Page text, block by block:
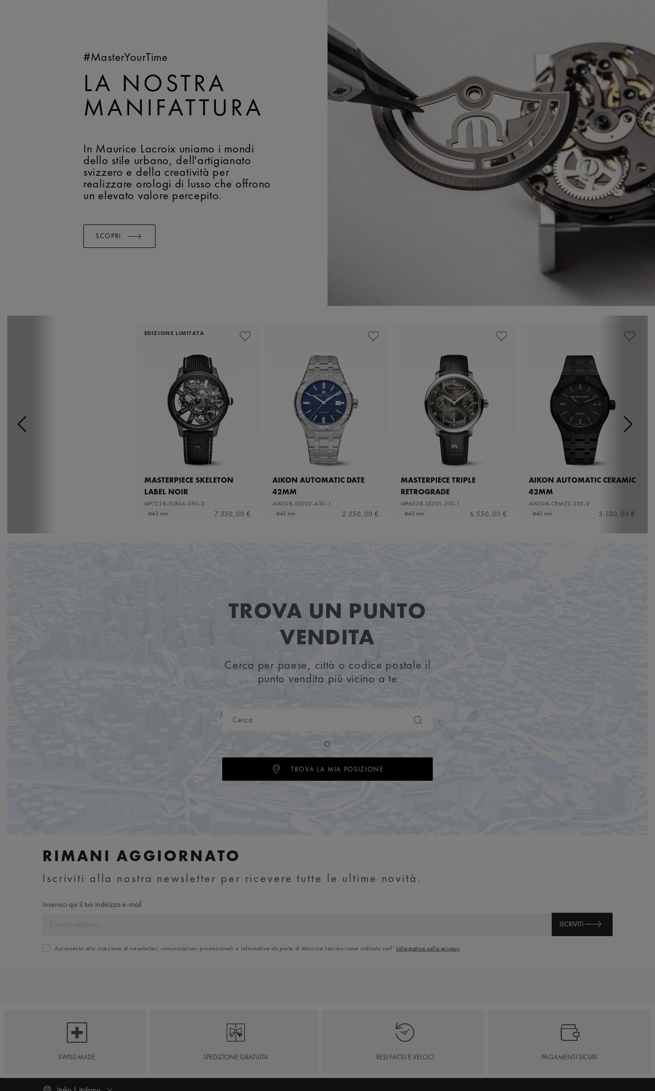
nome "Maurice Lacroix"
LARGHEZZA:
BUCKLE:Fibbia ad ardiglione
MATERIALE DELLA CHIUSURA:Acciaio inossidabile con
rivestimento in DLC nero
#MasterYourTime
LA NOSTRA
MANIFATTURA
In Maurice Lacroix uniamo i mondi
dello stile urbano, dell'artigianato
svizzero e della creatività per
realizzare orologi di lusso che offrono
un elevato valore percepito.
SCOPRI
EDIZIONE LIMITATA
MASTERPIECE SKELETON
LABEL NOIR
MP7228-DLB04-090-2
⌀43 mm
7.350,00 €
AIKON AUTOMATIC DATE
42MM
AI6008-SS002-430-1
⌀42 mm
2.250,00 €
MASTERPIECE TRIPLE
RETROGRADE
MP6538-SS001-310-1
⌀43 mm
6.550,00 €
AIKON AUTOMATIC CERAMIC
42MM
AI6008-CRM22-330-2
⌀42 mm
3.100,00 €
TROVA UN PUNTO
VENDITA
Cerca per paese, città o codice postale il
punto vendita più vicino a te
O
TROVA LA MIA POSIZIONE
RIMANI AGGIORNATO
Iscriviti alla nostra newsletter per ricevere tutte le ultime novità.
Inserisci qui il tuo indirizzo e-mail
ISCRIVITI
Acconsento alla ricezione di newsletter, comunicazioni promozionali e informative da parte di Maurice Lacroix come indicato nell’ Informativa sulla privacy
SWISS MADE SPEDIZIONE GRATUITA RESI FACILI E VELOCI PAGAMENTI SICURI